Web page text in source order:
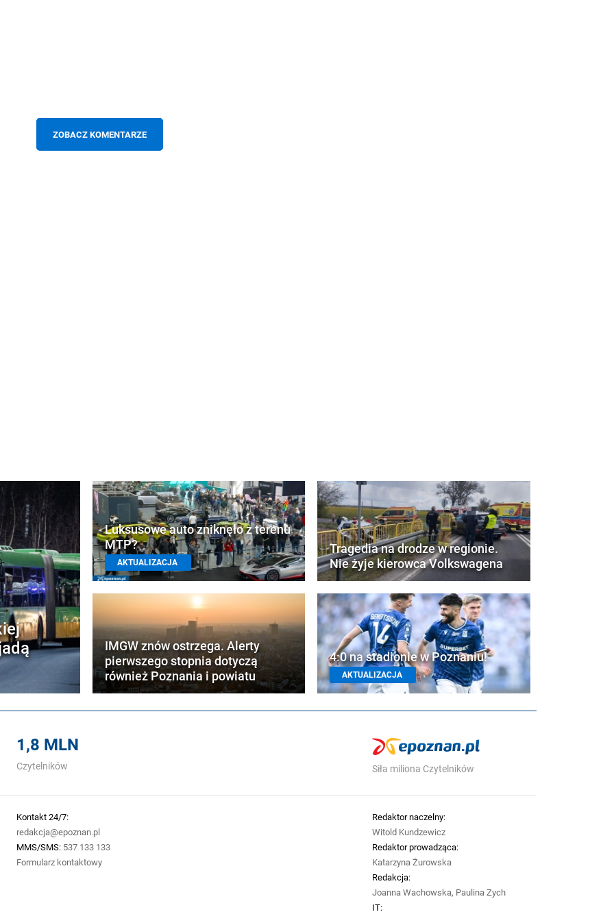
ZOBACZ KOMENTARZE
Luksusowe auto zniknęło z terenu
MTP?
AKTUALIZACJA
IMGW znów ostrzega. Alerty
pierwszego stopnia dotyczą
również Poznania i powiatu
Tragedia na drodze w regionie.
Nie żyje kierowca Volkswagena
4:0 na stadionie w Poznaniu!
AKTUALIZACJA
1,8 MLN
Czytelników Siła miliona Czytelników
Kontakt 24/7:
redakcja@epoznan.pl
MMS/SMS: 537 133 133
Formularz kontaktowy
Redaktor naczelny:
Witold Kundzewicz
Redaktor prowadząca:
Katarzyna Żurowska
Redakcja:
Joanna Wachowska, Paulina Zych
IT: